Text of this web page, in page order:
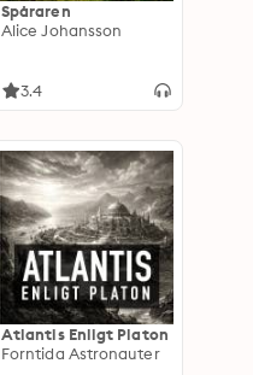
Spåraren
Alice Johansson
3.4
Atlantis Enligt Platon
Forntida Astronauter